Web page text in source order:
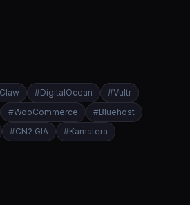
#DigitalOcean #Vultr
#WooCommerce #Bluehost
#CN2 GIA #Kamatera